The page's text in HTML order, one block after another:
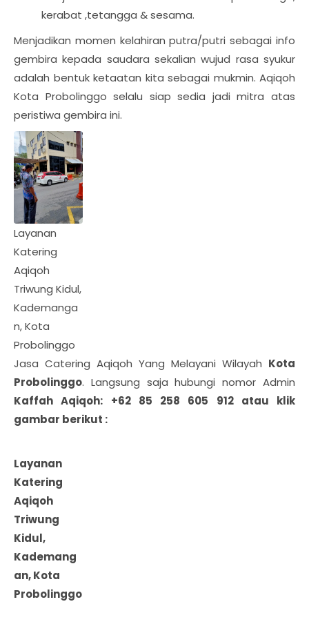
kerabat ,tetangga & sesama.
Menjadikan momen kelahiran putra/putri sebagai info
gembira kepada saudara sekalian wujud rasa syukur
adalah bentuk ketaatan kita sebagai mukmin. Aqiqoh
Kota Probolinggo selalu siap sedia jadi mitra atas
peristiwa gembira ini.
Layanan
Katering
Aqiqoh
Triwung Kidul,
Kademanga
n, Kota
Probolinggo
Jasa Catering Aqiqoh Yang Melayani Wilayah Kota
Probolinggo. Langsung saja hubungi nomor Admin
Kaffah Aqiqoh: +62 85 258 605 912 atau klik
gambar berikut :
Layanan
Katering
Aqiqoh
Triwung
Kidul,
Kademang
an, Kota
Probolinggo